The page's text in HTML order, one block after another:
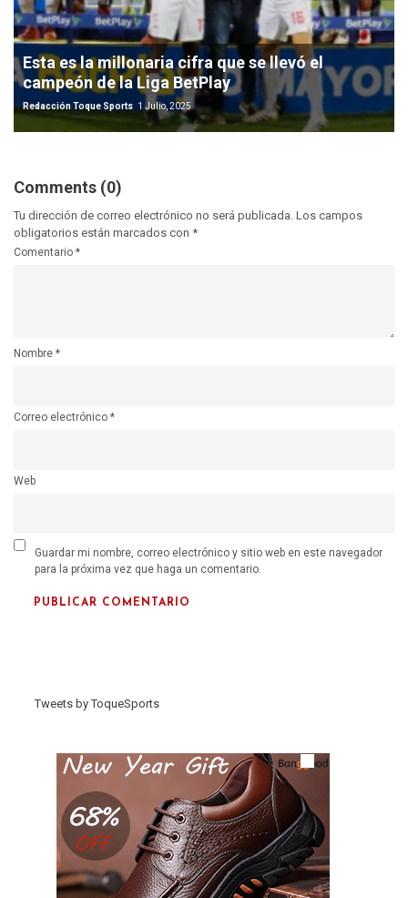
Esta es la millonaria cifra que se llevó el
campeón de la Liga BetPlay
Redacción Toque Sports 1 Julio, 2025
Comments (0)
Tu dirección de correo electrónico no será publicada. Los campos
obligatorios están marcados con *
Comentario *
Nombre *
Correo electrónico *
Web
Guardar mi nombre, correo electrónico y sitio web en este navegador
para la próxima vez que haga un comentario.
Tweets by ToqueSports